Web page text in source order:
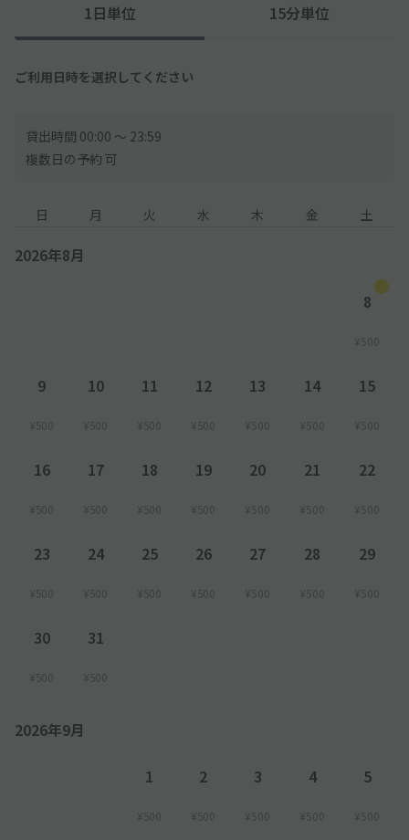
1日単位 15分単位
ご利用日時を選択してください
貸出時間 00:00 〜 23:59
複数日の予約 可
日 月 火 水 木 金 土
2026年8月
8
¥500
9
¥500
10
¥500
11
¥500
12
¥500
13
¥500
14
¥500
15
¥500
16
¥500
17
¥500
18
¥500
19
¥500
20
¥500
21
¥500
22
¥500
23
¥500
24
¥500
25
¥500
26
¥500
27
¥500
28
¥500
29
¥500
30
¥500
31
¥500
2026年9月
1
¥500
2
¥500
3
¥500
4
¥500
5
¥500